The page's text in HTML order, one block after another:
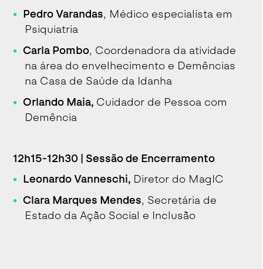
Pedro Varandas, Médico especialista em
Psiquiatria
Carla Pombo, Coordenadora da atividade
na área do envelhecimento e Demências
na Casa de Saúde da Idanha
Orlando Maia, Cuidador de Pessoa com
Demência
12h15-12h30 | Sessão de Encerramento
Leonardo Vanneschi, Diretor do MagIC
Clara Marques Mendes, Secretária de
Estado da Ação Social e Inclusão